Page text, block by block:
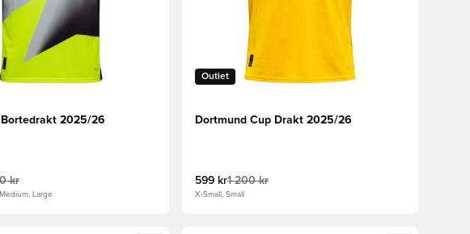
Bortedrakt 2025/26
kr
Large
Outlet
Dortmund Cup Drakt 2025/26
599 kr1 200 kr
X-Small, Small